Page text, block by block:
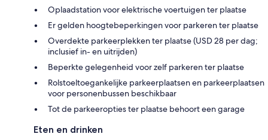
Oplaadstation voor elektrische voertuigen ter plaatse
Er gelden hoogtebeperkingen voor parkeren ter plaatse
Overdekte parkeerplekken ter plaatse (USD 28 per dag;
inclusief in- en uitrijden)
Beperkte gelegenheid voor zelf parkeren ter plaatse
Rolstoeltoegankelijke parkeerplaatsen en parkeerplaatsen
voor personenbussen beschikbaar
Tot de parkeeropties ter plaatse behoort een garage
Eten en drinken